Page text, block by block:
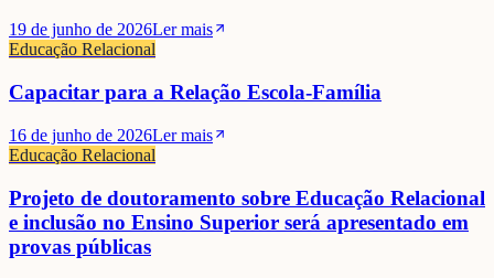
19 de junho de 2026Ler mais
Educação Relacional
Capacitar para a Relação Escola-Família
16 de junho de 2026Ler mais
Educação Relacional
Projeto de doutoramento sobre Educação Relacional
e inclusão no Ensino Superior será apresentado em
provas públicas